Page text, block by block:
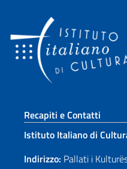
Sezione
Recapiti e Contatti
Istituto Italiano di
Indirizzo: Pallati i